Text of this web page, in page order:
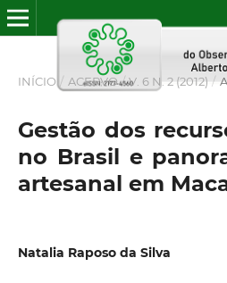
INÍCIO / ACERVO / V. 6 N. 2 (2012) /
Gestão dos
no Brasil e
artesanal em
Natalia Raposo da Silva